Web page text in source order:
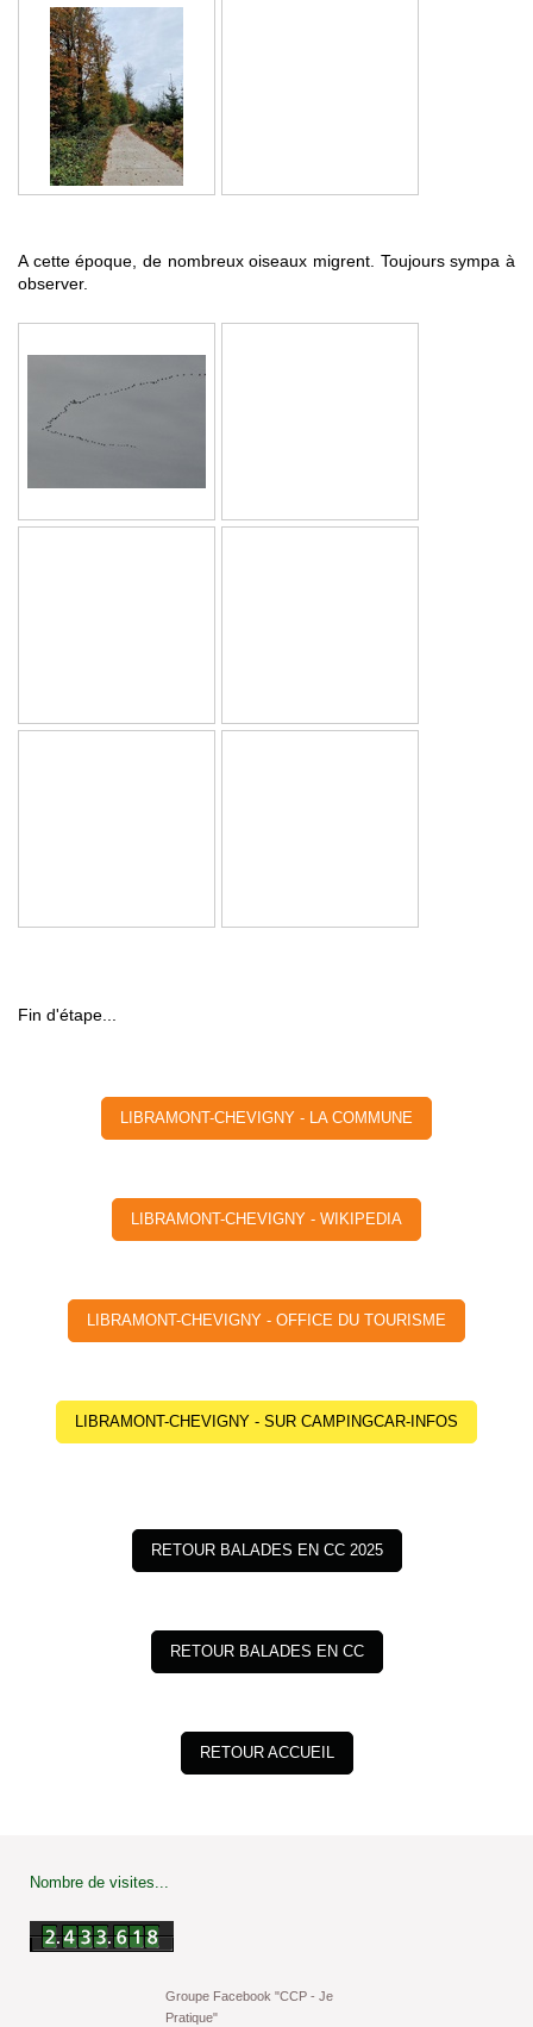
A cette époque, de nombreux oiseaux migrent. Toujours sympa à
observer.
Fin d'étape...
LIBRAMONT-CHEVIGNY - LA COMMUNE
LIBRAMONT-CHEVIGNY - WIKIPEDIA
LIBRAMONT-CHEVIGNY - OFFICE DU TOURISME
LIBRAMONT-CHEVIGNY - SUR CAMPINGCAR-INFOS
RETOUR BALADES EN CC 2025
RETOUR BALADES EN CC
RETOUR ACCUEIL
Nombre de visites...
Groupe Facebook "CCP - Je
Pratique"